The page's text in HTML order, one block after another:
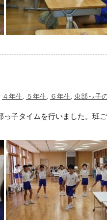
４年生, ５年生, ６年生, 東部っ子
子タイムを行いました。班